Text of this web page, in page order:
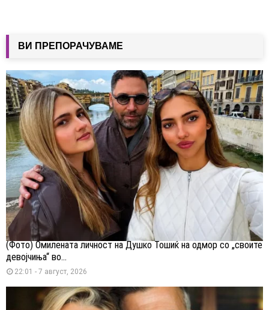
ВИ ПРЕПОРАЧУВАМЕ
(Фото) Омилената личност на Душко Тошиќ на одмор со „своите
девојчиња“ во...
22:01 - 7 август, 2026